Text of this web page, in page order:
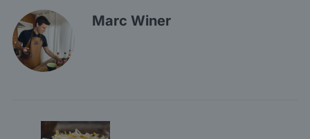
Marc Winer